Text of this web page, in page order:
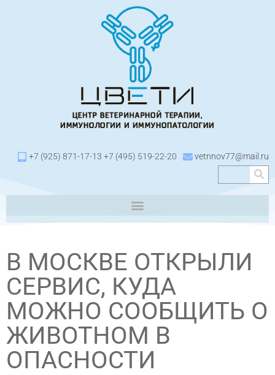
+7 (925) 871-17-13 +7 (495) 519-22-20 vetnnov77@mail.ru
В МОСКВЕ ОТКРЫЛИ
СЕРВИС, КУДА
МОЖНО СООБЩИТЬ О
ЖИВОТНОМ В
ОПАСНОСТИ